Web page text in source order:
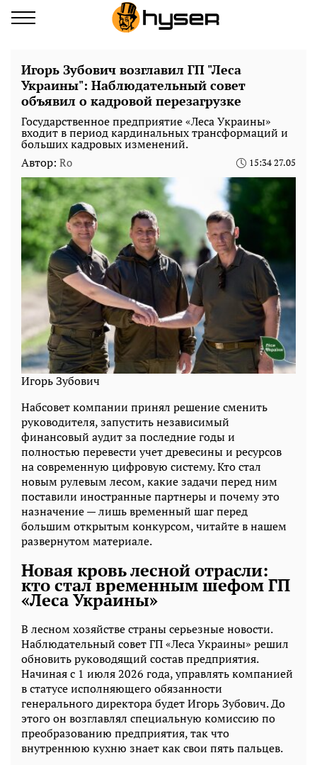
Игорь Зубович возглавил ГП "Леса
Украины": Наблюдательный совет
объявил о кадровой перезагрузке
Государственное предприятие «Леса Украины»
входит в период кардинальных трансформаций и
больших кадровых изменений.
Автор: Ro 15:34 27.05
Игорь Зубович
Набсовет компании принял решение сменить
руководителя, запустить независимый
финансовый аудит за последние годы и
полностью перевести учет древесины и ресурсов
на современную цифровую систему. Кто стал
новым рулевым лесом, какие задачи перед ним
поставили иностранные партнеры и почему это
назначение — лишь временный шаг перед
большим открытым конкурсом, читайте в нашем
развернутом материале.
Новая кровь лесной отрасли:
кто стал временным шефом ГП
«Леса Украины»
В лесном хозяйстве страны серьезные новости.
Наблюдательный совет ГП «Леса Украины» решил
обновить руководящий состав предприятия.
Начиная с 1 июля 2026 года, управлять компанией
в статусе исполняющего обязанности
генерального директора будет Игорь Зубович. До
этого он возглавлял специальную комиссию по
преобразованию предприятия, так что
внутреннюю кухню знает как свои пять пальцев.